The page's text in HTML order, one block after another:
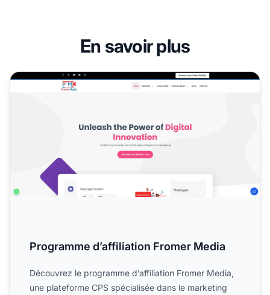
En savoir plus
Programme d’affiliation Fromer Media
Programme d’affiliation Fromer Media
Découvrez le programme d’affiliation Fromer Media,
une plateforme CPS spécialisée dans le marketing